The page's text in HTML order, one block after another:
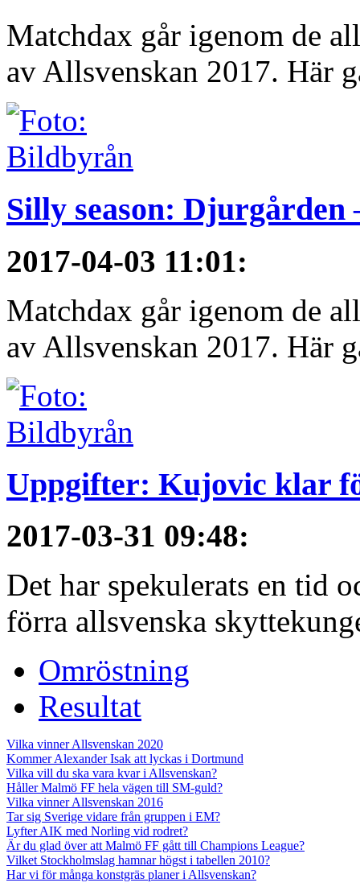
Matchdax går igenom de
av Allsvenskan 2017. Här
Silly season:
2017-04-03 11:01:
Matchdax går igenom de
av Allsvenskan 2017. Här
Uppgifter: Kujovic klar
2017-03-31 09:48:
Det har spekulerats en tid
förra allsvenska
Omröstning
Resultat
Vilka vinner Allsvenskan 2020
Kommer Alexander Isak att lyckas i Dortmund
Vilka vill du ska vara kvar i Allsvenskan?
Håller Malmö FF hela vägen till SM-guld?
Vilka vinner Allsvenskan 2016
Tar sig Sverige vidare från gruppen i EM?
Lyfter AIK med Norling vid rodret?
Är du glad över att Malmö FF gått till Champions League?
Vilket Stockholmslag hamnar högst i tabellen 2010?
Har vi för många konstgräs planer i Allsvenskan?